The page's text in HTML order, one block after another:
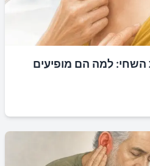
השחי: למה הם מופיעים